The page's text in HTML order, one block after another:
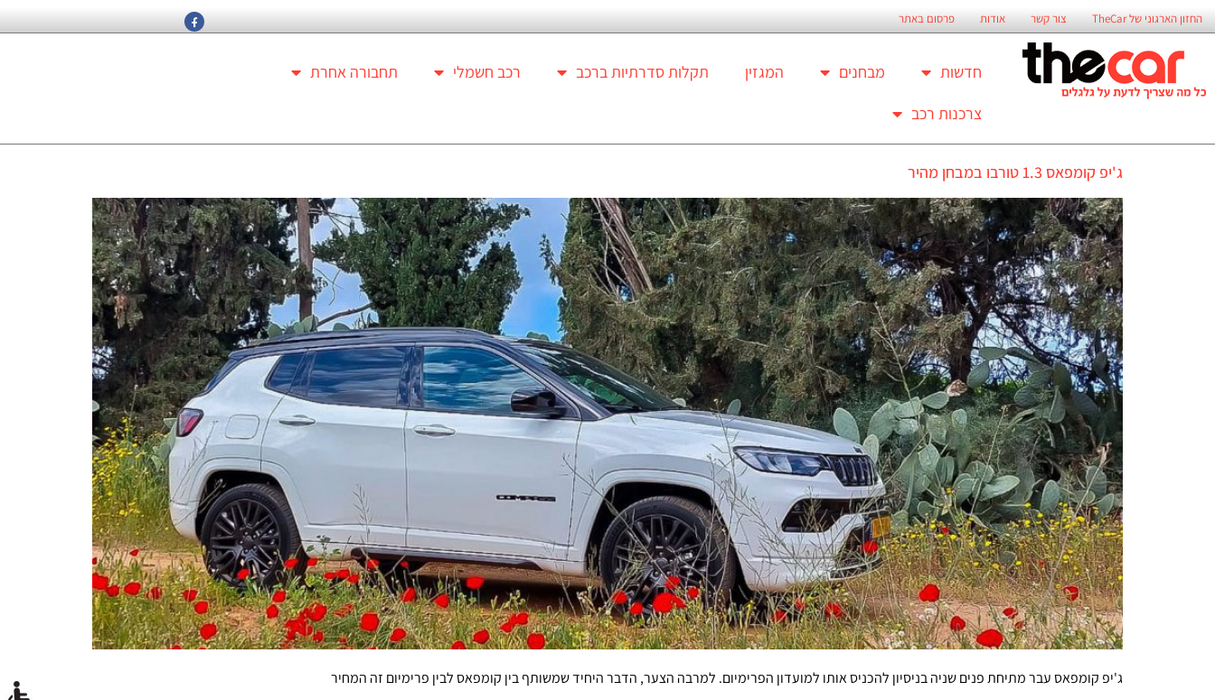
החזון הארגוני של TheCar צור קשר אודות פרסום באתר
חדשות מבחנים המגזין תקלות סדרתיות ברכב רכב חשמלי
תחבורה אחרת
צרכנות רכב
ג'יפ קומפאס 1.3 טורבו במבחן מהיר
ג'יפ קומפאס עבר מתיחת פנים שניה בניסיון להכניס אותו למועדון הפרימיום. למרבה הצער, הדבר היחיד שמשותף בין קומפאס לבין פרימיום זה המחיר